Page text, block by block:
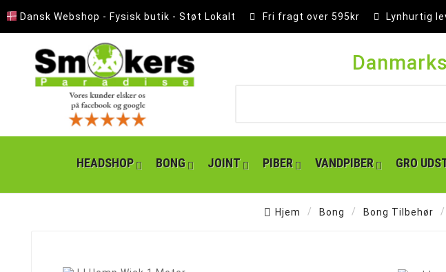
Dansk Webshop - Fysisk butik - Støt Lokalt Fri fragt over 595kr Lynhurtig
HEADSHOP BONG JOINT PIBER VANDPIBER GRO
Hjem Bong Bong Tilbehør